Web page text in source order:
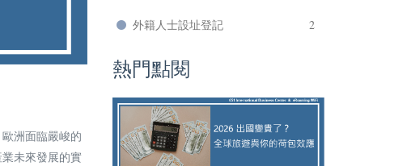
洲面臨嚴峻的
未來發展的實
外籍人士設址登記 2
熱門點閱